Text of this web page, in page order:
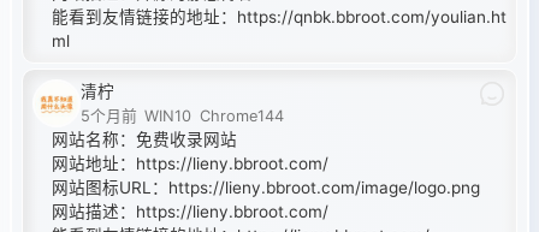
能看到友情链接的地址： https://qnbk.bbroot.com/youlian.ht
ml
清柠
5个月前 WIN10 Chrome144
网站名称：免费收录网站
网站地址： https://lieny.bbroot.com/
网站图标URL： https://lieny.bbroot.com/image/logo.png
网站描述： https://lieny.bbroot.com/